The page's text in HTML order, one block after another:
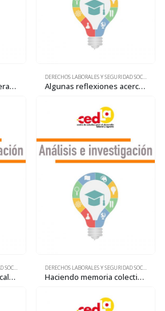
¿Ampliación de la frontera agrícola o incrementos en la productividad de la tierra?
DERECHOS LABORALES Y SEGURIDAD SOCIAL
Algunas reflexiones acerca del incremento salarial dispuesto por el gobierno
DERECHOS LABORALES Y SEGURIDAD SOCIAL
Nuevos límites de la escala solidaria. Variaciones del poder de compra de la Pensión Solidaria de Vejez
DERECHOS LABORALES Y SEGURIDAD SOCIAL
Haciendo memoria colectiva del movimiento obrero boliviano